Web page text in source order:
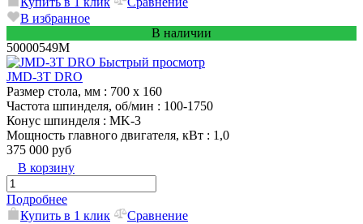
В избранное
В наличии
50000549M
Быстрый просмотр
JMD-3T DRO
Размер стола, мм : 700 x 160
Частота шпинделя, об/мин : 100-1750
Конус шпинделя : MK-3
Мощность главного двигателя, кВт : 1,0
375 000 руб
В корзину
Подробнее
Купить в 1 клик
Сравнение